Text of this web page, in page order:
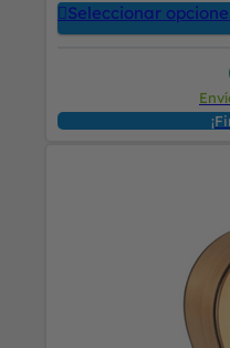
Seleccionar